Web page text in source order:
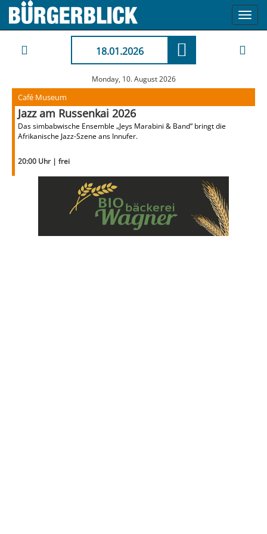
18.01.2026
Monday, 10. August 2026
Café Museum
Jazz am Russenkai 2026
Das simbabwische Ensemble „Jeys Marabini & Band“ bringt die
Afrikanische Jazz-Szene ans Innufer.
20:00 Uhr | frei